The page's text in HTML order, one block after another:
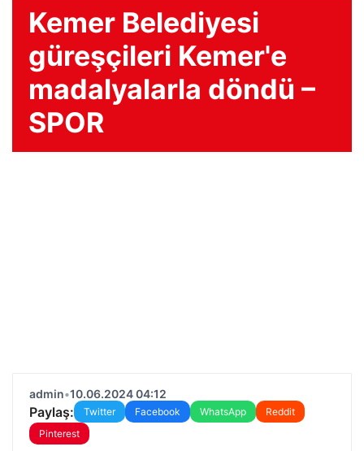
Kemer Belediyesi
güreşçileri Kemer'e
madalyalarla döndü –
SPOR
admin•10.06.2024 04:12
Paylaş: Twitter Facebook WhatsApp
Reddit
Pinterest